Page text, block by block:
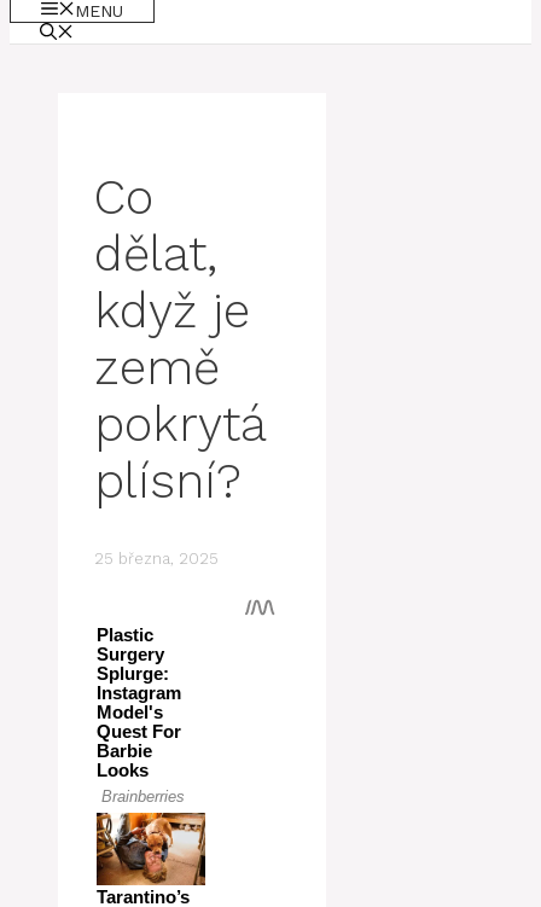
MENU
Co
dělat,
když je
země
pokrytá
plísní?
25 března, 2025